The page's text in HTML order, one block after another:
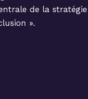
de la stratégie
».